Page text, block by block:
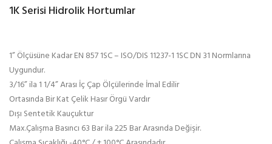
1K Serisi Hidrolik Hortumlar
1” Ölçüsüne Kadar EN 857 1SC – ISO/DIS 11237-1 1SC DN 31 Normlarına
Uygundur.
3/16” ila 1 1/4” Arası İç Çap Ölçülerinde İmal Edilir
Ortasında Bir Kat Çelik Hasır Örgü Vardır
Dışı Sentetik Kauçuktur
Max.Çalışma Basıncı 63 Bar ila 225 Bar Arasında Değişir.